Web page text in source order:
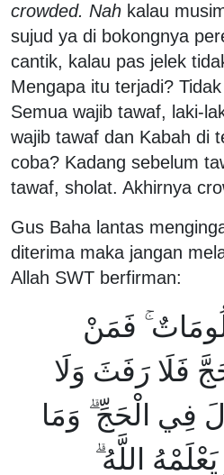
crowded. Nah kalau
sujud ya di bokongnya
cantik, kalau pas jelek
Mengapa itu terjadi?
Semua wajib tawaf, laki-
wajib tawaf dan Kabah di
coba? Kadang sebelum
tawaf, sholat. Akhirnya
Gus Baha lantas
diterima maka jangan
Allah SWT berfirman:
فَمَنْ
فَلَا رَفَثَ وَلَا
فِي الْحَجِّ ۗ وَمَا
اللَّهُ